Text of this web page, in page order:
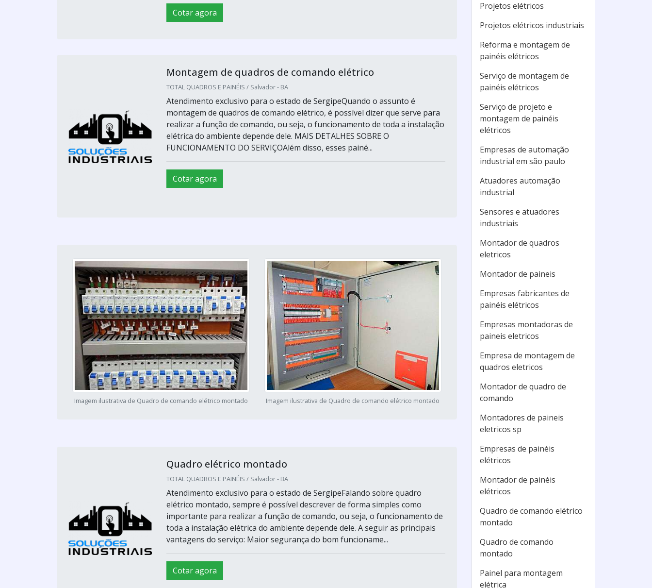
Cotar agora
Montagem de quadros de comando elétrico
TOTAL QUADROS E PAINÉIS / Salvador - BA
Atendimento exclusivo para o estado de SergipeQuando o assunto é
montagem de quadros de comando elétrico, é possível dizer que serve para
realizar a função de comando, ou seja, o funcionamento de toda a instalação
elétrica do ambiente depende dele. MAIS DETALHES SOBRE O
FUNCIONAMENTO DO SERVIÇOAlém disso, esses painé...
Cotar agora
Imagem ilustrativa de Quadro de comando elétrico montado Imagem ilustrativa de Quadro de comando elétrico montado
Quadro elétrico montado
TOTAL QUADROS E PAINÉIS / Salvador - BA
Atendimento exclusivo para o estado de SergipeFalando sobre quadro
elétrico montado, sempre é possível descrever de forma simples como
importante para realizar a função de comando, ou seja, o funcionamento de
toda a instalação elétrica do ambiente depende dele. A seguir as principais
vantagens do serviço: Maior segurança do bom funcioname...
Cotar agora
Projetos elétricos
Projetos elétricos industriais
Reforma e montagem de
painéis elétricos
Serviço de montagem de
painéis elétricos
Serviço de projeto e
montagem de painéis
elétricos
Empresas de automação
industrial em são paulo
Atuadores automação
industrial
Sensores e atuadores
industriais
Montador de quadros
eletricos
Montador de paineis
Empresas fabricantes de
painéis elétricos
Empresas montadoras de
paineis eletricos
Empresa de montagem de
quadros eletricos
Montador de quadro de
comando
Montadores de paineis
eletricos sp
Empresas de painéis
elétricos
Montador de painéis
elétricos
Quadro de comando elétrico
montado
Quadro de comando
montado
Painel para montagem
elétrica